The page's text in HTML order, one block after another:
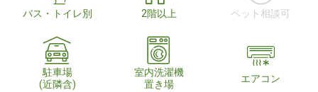
バス・トイレ別 2階以上 ペット相談可
駐車場
(近隣含)
室内洗濯機
置き場
エアコン